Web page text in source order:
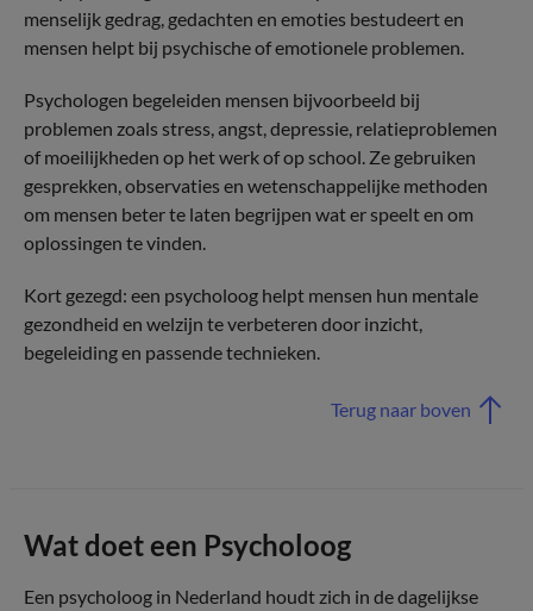
menselijk gedrag, gedachten en emoties bestudeert en
mensen helpt bij psychische of emotionele problemen.
Psychologen begeleiden mensen bijvoorbeeld bij
problemen zoals stress, angst, depressie, relatieproblemen
of moeilijkheden op het werk of op school. Ze gebruiken
gesprekken, observaties en wetenschappelijke methoden
om mensen beter te laten begrijpen wat er speelt en om
oplossingen te vinden.
Kort gezegd: een psycholoog helpt mensen hun mentale
gezondheid en welzijn te verbeteren door inzicht,
begeleiding en passende technieken.
Terug naar boven
Wat doet een Psycholoog
Een psycholoog in Nederland houdt zich in de dagelijkse